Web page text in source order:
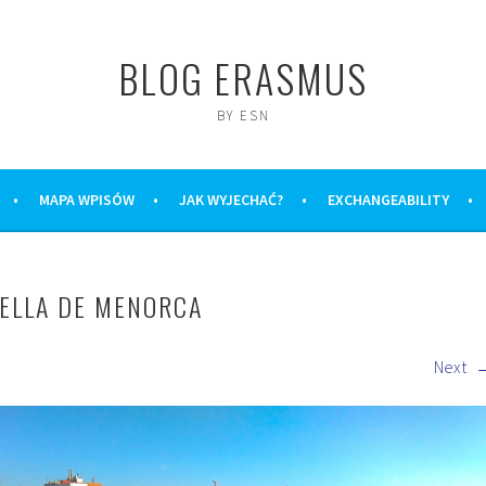
BLOG ERASMUS
BY ESN
MAPA WPISÓW JAK WYJECHAĆ? EXCHANGEABILITY
DE MENORCA
Next